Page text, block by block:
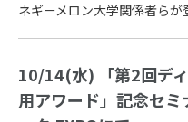
ネギーメロン大学関係者らが
10/14(水) 「第2回デ
用アワード」記念セ